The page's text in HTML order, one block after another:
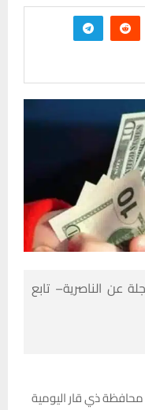
عن الناصرية– تابع
محافظة ذي قار اليومية